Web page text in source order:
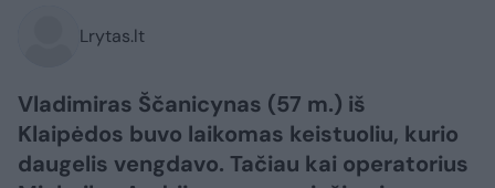
Lrytas.lt
Vladimiras Ščanicynas (57 m.) iš
Klaipėdos buvo laikomas keistuoliu, kurio
daugelis vengdavo. Tačiau kai operatorius